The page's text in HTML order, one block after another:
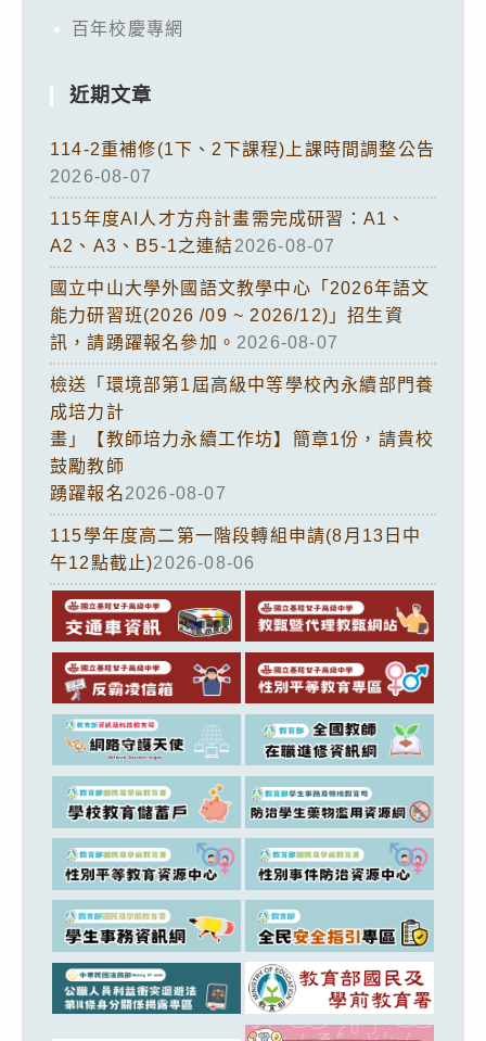
百年校慶專網
近期文章
114-2重補修(1下、2下課程)上課時間調整公告
2026-08-07
115年度AI人才方舟計畫需完成研習：A1、
A2、A3、B5-1之連結2026-08-07
國立中山大學外國語文教學中心「2026年語文
能力研習班(2026 /09 ~ 2026/12)」招生資
訊，請踴躍報名參加。 2026-08-07
檢送「環境部第1屆高級中等學校內永續部門養
成培力計
畫」【教師培力永續工作坊】簡章1份，請貴校
鼓勵教師
踴躍報名2026-08-07
115學年度高二第一階段轉組申請(8月13日中
午12點截止)2026-08-06